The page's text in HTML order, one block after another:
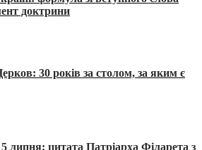
доктрини
30 років за столом, за яким є
липня: цитата Патріарха Філарета з